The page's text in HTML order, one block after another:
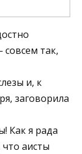
так,
и, к
заговорила
Как я рада
аисты